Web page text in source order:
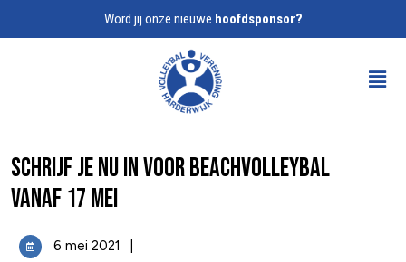
Word jij onze nieuwe hoofdsponsor?
Schrijf je nu in voor beachvolleybal
vanaf 17 mei
6 mei 2021